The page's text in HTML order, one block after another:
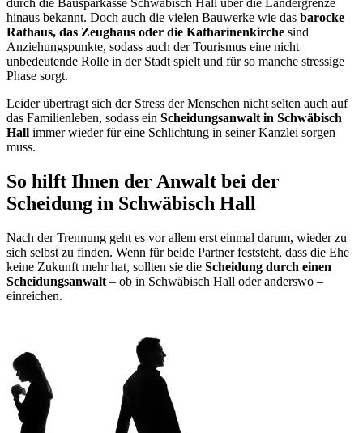
durch die Bausparkasse Schwäbisch Hall über die Ländergrenze
hinaus bekannt. Doch auch die vielen Bauwerke wie das barocke
Rathaus, das Zeughaus oder die Katharinenkirche sind
Anziehungspunkte, sodass auch der Tourismus eine nicht
unbedeutende Rolle in der Stadt spielt und für so manche stressige
Phase sorgt.
Leider übertragt sich der Stress der Menschen nicht selten auch auf
das Familienleben, sodass ein Scheidungsanwalt in Schwäbisch
Hall immer wieder für eine Schlichtung in seiner Kanzlei sorgen
muss.
So hilft Ihnen der Anwalt bei der
Scheidung in Schwäbisch Hall
Nach der Trennung geht es vor allem erst einmal darum, wieder zu
sich selbst zu finden. Wenn für beide Partner feststeht, dass die Ehe
keine Zukunft mehr hat, sollten sie die Scheidung durch einen
Scheidungsanwalt – ob in Schwäbisch Hall oder anderswo –
einreichen.